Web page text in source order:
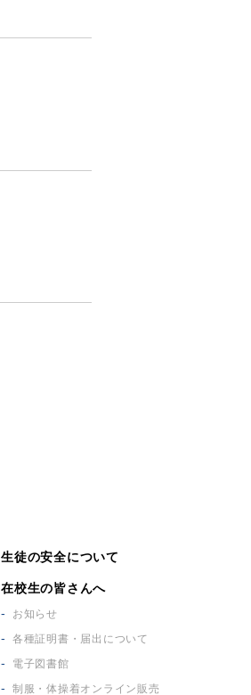
生徒の安全について
在校生の皆さんへ
お知らせ
各種証明書・届出について
電子図書館
制服・体操着オンライン販売